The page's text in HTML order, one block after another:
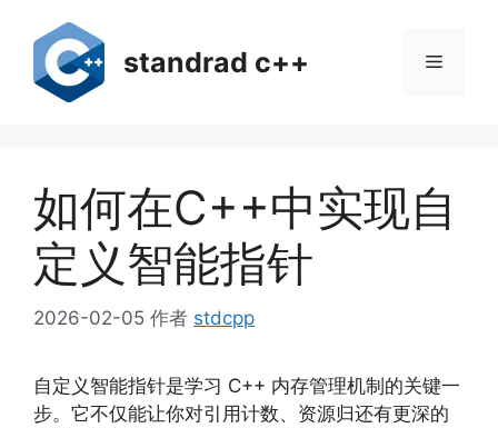
standrad c++ 菜
如何在C++中实现自
定义智能指针
2026-02-05 作者 stdcpp
自定义智能指针是学习 C++ 内存管理机制的关键一
步。它不仅能让你对引用计数、资源归还有更深的